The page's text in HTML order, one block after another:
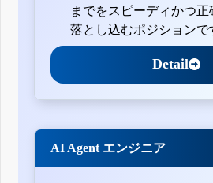
までをスピーディかつ
落とし込むポジションで
Detail
AI Agent エンジニア